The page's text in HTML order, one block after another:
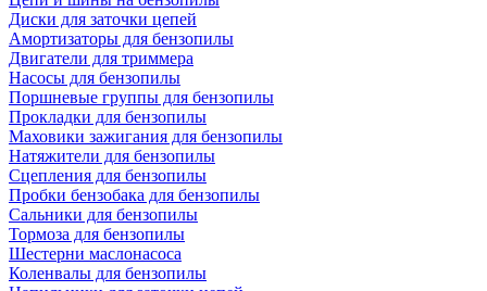
Диски для заточки цепей
Амортизаторы для бензопилы
Двигатели для триммера
Насосы для бензопилы
Поршневые группы для бензопилы
Прокладки для бензопилы
Маховики зажигания для бензопилы
Натяжители для бензопилы
Сцепления для бензопилы
Пробки бензобака для бензопилы
Сальники для бензопилы
Тормоза для бензопилы
Шестерни маслонасоса
Коленвалы для бензопилы